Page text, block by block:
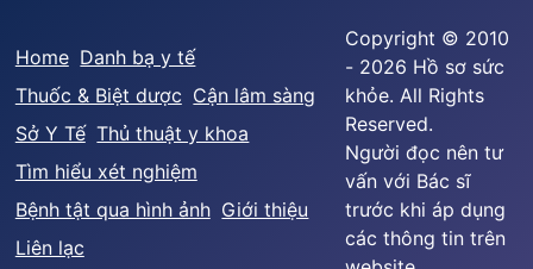
Home Danh bạ y tế
Thuốc & Biệt dược Cận lâm sàng
Sở Y Tế Thủ thuật y khoa
Tìm hiểu xét nghiệm
Bệnh tật qua hình ảnh Giới thiệu
Liên lạc
Copyright © 2010
- 2026 Hồ sơ sức
khỏe. All Rights
Reserved.
Người đọc nên tư
vấn với Bác sĩ
trước khi áp dụng
các thông tin trên